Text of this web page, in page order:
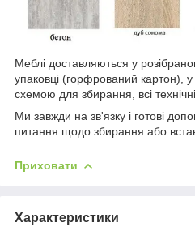
Меблі доставляються у
упаковці (горфрований картон), у
схемою для збирання, всі
Ми завжди на зв'язку і готові
питання щодо збирання або
Приховати
Характеристики